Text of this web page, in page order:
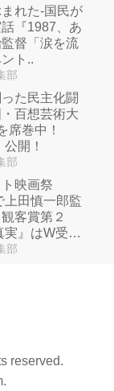
れた-国民が
『1987、あ
督「涙を流
ト..
部
た民主化闘
百想芸術大
席巻中！
開！
部
映画祭
田慎一郎監
客賞第２
実』はW受
部
reserved.
.